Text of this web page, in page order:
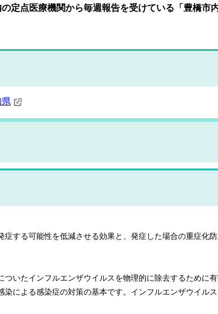
定点医療機関から毎週報告を受けている「豊橋市
する可能性を低減させる効果と、発症した場合の重症化
いたインフルエンザウイルスを物理的に除去するために有
染による感染症の対策の基本です。インフルエンザウイル